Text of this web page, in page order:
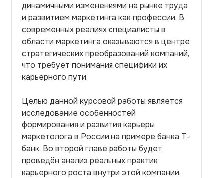
динамичными изменениями на рынке труда
и развитием маркетинга как профессии. В
современных реалиях специалисты в
области маркетинга оказываются в центре
стратегических преобразований компаний,
что требует понимания специфики их
карьерного пути.
Целью данной курсовой работы является
исследование особенностей
формирования и развития карьеры
маркетолога в России на примере банка Т-
банк. Во второй главе работы будет
проведён анализ реальных практик
карьерного роста внутри этой компании,